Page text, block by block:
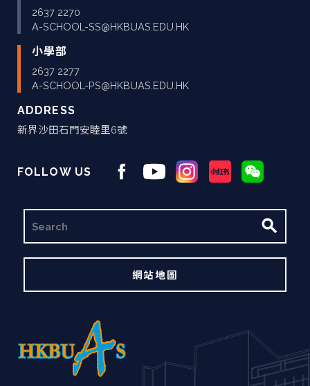
2637 2270
A-SCHOOL-SS@HKBUAS.EDU.HK
小學部
2637 2277
A-SCHOOL-PS@HKBUAS.EDU.HK
ADDRESS
新界沙田石門安睦里6號
FOLLOW US
尋
網站地圖